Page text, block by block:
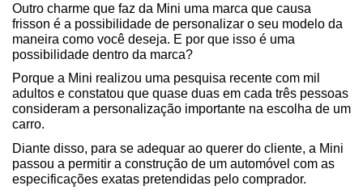
Outro charme que faz da Mini uma marca que causa
frisson é a possibilidade de personalizar o seu modelo da
maneira como você deseja. E por que isso é uma
possibilidade dentro da marca?
Porque a Mini realizou uma pesquisa recente com mil
adultos e constatou que quase duas em cada três pessoas
consideram a personalização importante na escolha de um
carro.
Diante disso, para se adequar ao querer do cliente, a Mini
passou a permitir a construção de um automóvel com as
especificações exatas pretendidas pelo comprador.